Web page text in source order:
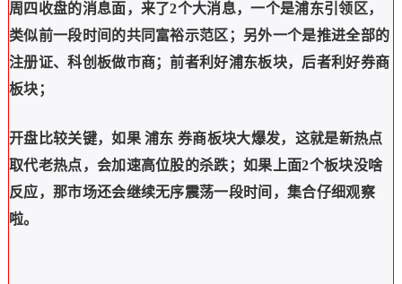
周四收盘的消息面，来了2个大消息，一个是浦东引领区，
类似前一段时间的共同富裕示范区；另外一个是推进全部的
注册证、科创板做市商；前者利好浦东板块，后者利好券商
板块；
开盘比较关键，如果 浦东 券商板块大爆发，这就是新热点
取代老热点，会加速高位股的杀跌；如果上面2个板块没啥
反应，那市场还会继续无序震荡一段时间，集合仔细观察
啦。